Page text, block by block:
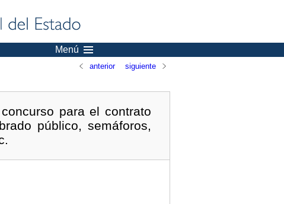
Menú
anterior siguiente
para el contrato
público, semáforos,